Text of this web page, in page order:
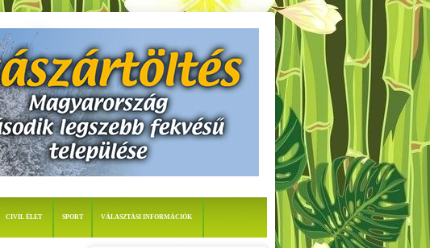
CIVIL ÉLET SPORT VÁLASZTÁSI INFORMÁCIÓK